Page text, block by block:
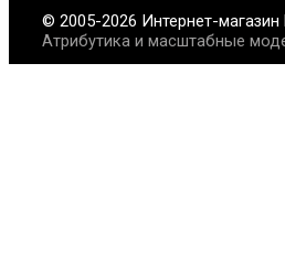
© 2005-2026 Интернет-
Атрибутика и масштабные